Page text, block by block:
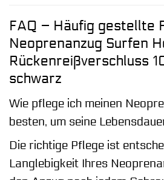
FAQ – Häufig gestellte
Neoprenanzug Surfen
Rückenreißverschluss
schwarz
Wie pflege ich meinen
besten, um seine
Die richtige Pflege ist
Langlebigkeit Ihres